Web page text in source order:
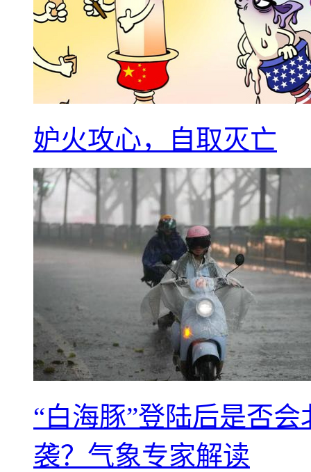
妒火攻心，自取灭亡
“白海豚”登陆后是否
袭？气象专家解读